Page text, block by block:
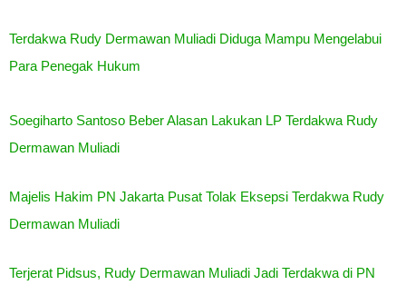
Terdakwa Rudy Dermawan Muliadi Diduga Mampu Mengelabui
Para Penegak Hukum
Soegiharto Santoso Beber Alasan Lakukan LP Terdakwa Rudy
Dermawan Muliadi
Majelis Hakim PN Jakarta Pusat Tolak Eksepsi Terdakwa Rudy
Dermawan Muliadi
Terjerat Pidsus, Rudy Dermawan Muliadi Jadi Terdakwa di PN